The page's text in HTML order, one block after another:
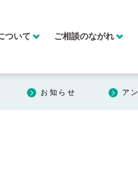
ついて ご相談のながれ
お知らせ ア